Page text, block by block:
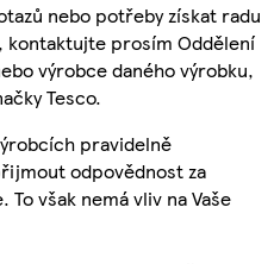
nebo potřeby získat radu
kontaktujte prosím Oddělení
výrobce daného výrobku,
Tesco.
pravidelně
odpovědnost za
však nemá vliv na Vaše